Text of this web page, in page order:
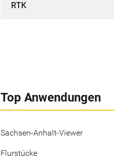
RTK
Top Anwendungen
Sachsen-Anhalt-Viewer
Flurstücke